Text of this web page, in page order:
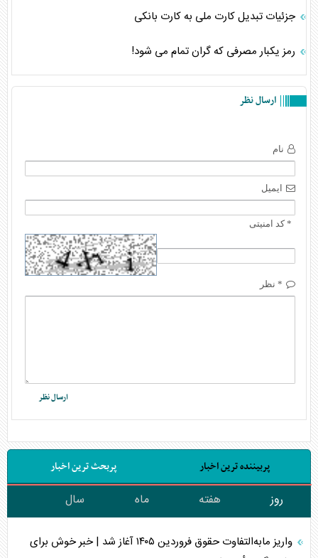
جزئیات تبدیل کارت ملی به کارت بانکی
رمز یکبار مصرفی که گران تمام می شود!
ارسال نظر
نام
ایمیل
* کد امنیتی
* نظر
پربیننده ترین اخبار پربحث ترین اخبار
روز هفته ماه سال
واریز مابه‌التفاوت حقوق فروردین ۱۴۰۵ آغاز شد | خبر خوش برای